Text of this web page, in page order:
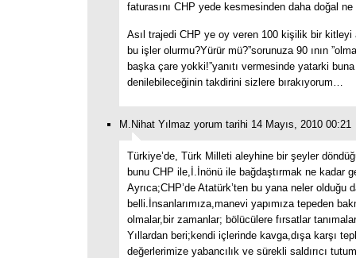
faturasını CHP yede kesmesinden daha doğal ne
Asıl trajedi CHP ye oy veren 100 kişilik bir kitleyi
bu işler olurmu?Yürür mü?”sorunuza 90 ının
başka çare yokki!”yanıtı vermesinde yatarki
denilebileceğinin takdirini sizlere bırakıyorum…
M.Nihat Yılmaz yorum tarihi 14 Mayıs, 2010 00:21
Türkiye’de, Türk Milleti aleyhine bir şeyler
bunu CHP ile,İ.İnönü ile bağdaştırmak ne kadar
Ayrıca;CHP’de Atatürk’ten bu yana neler olduğu
belli.İnsanlarımıza,manevi yapımıza tepeden
olmalar,bir zamanlar; bölücülere fırsatlar
Yıllardan beri;kendi içlerinde kavga,dışa karşı
değerlerimize yabancılık ve sürekli saldırıcı